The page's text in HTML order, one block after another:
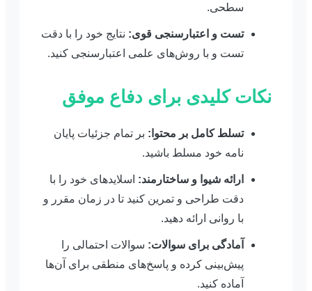
سطحی.
تست و اعتبارسنجی قوی: نتایج خود را با دقت
تست و با روش‌های علمی اعتبارسنجی کنید.
نکات کلیدی برای دفاع موفق
تسلط کامل بر محتوا: بر تمام جزئیات پایان
نامه خود مسلط باشید.
ارائه شیوا و ساختارمند: اسلایدهای خود را با
دقت طراحی و تمرین کنید تا در زمان مقرر و
با روانی ارائه دهید.
آمادگی برای سوالات: سوالات احتمالی را
پیش‌بینی کرده و پاسخ‌های منطقی برای آن‌ها
آماده کنید.